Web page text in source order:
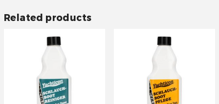
Related products